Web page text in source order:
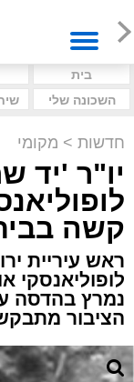
בית
השכונה שלי
חדשות > מקומי
יו"ר 'יד
קשה
ראש עיריית
לופוליאנסקי
נמרץ בהדסה
הציבור